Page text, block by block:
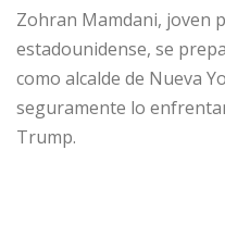
Zohran Mamdani, joven
estadounidense, se
como alcalde de Nueva
seguramente lo
Trump.